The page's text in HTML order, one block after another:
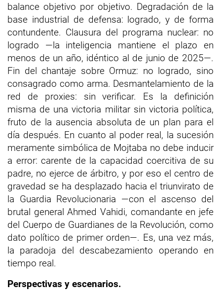
balance objetivo por objetivo. Degradación de la
base industrial de defensa: logrado, y de forma
contundente. Clausura del programa nuclear: no
logrado —la inteligencia mantiene el plazo en
menos de un año, idéntico al de junio de 2025—.
Fin del chantaje sobre Ormuz: no logrado, sino
consagrado como arma. Desmantelamiento de la
red de proxies: sin verificar. Es la definición
misma de una victoria militar sin victoria política,
fruto de la ausencia absoluta de un plan para el
día después. En cuanto al poder real, la sucesión
meramente simbólica de Mojtaba no debe inducir
a error: carente de la capacidad coercitiva de su
padre, no ejerce de árbitro, y por eso el centro de
gravedad se ha desplazado hacia el triunvirato de
la Guardia Revolucionaria —con el ascenso del
brutal general Ahmed Vahidi, comandante en jefe
del Cuerpo de Guardianes de la Revolución, como
dato político de primer orden—. Es, una vez más,
la paradoja del descabezamiento operando en
tiempo real.
Perspectivas y escenarios.